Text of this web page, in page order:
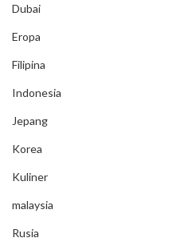
Dubai
Eropa
Filipina
Indonesia
Jepang
Korea
Kuliner
malaysia
Rusia